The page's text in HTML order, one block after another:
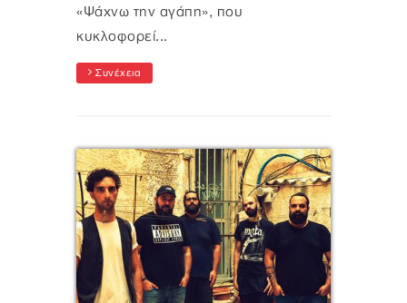
«Ψάχνω την αγάπη», που
κυκλοφορεί...
Συνέχεια